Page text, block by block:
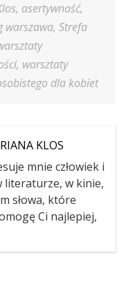
, asertywność,
warszawa, Strefa
, warsztaty
dla kobiet
KLOS
mnie człowiek i
literaturze, w kinie,
słowa, które
Ci najlepiej,